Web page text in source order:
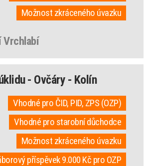
Možnost zkráceného úvazku
Vrchlabí
- Ovčáry - Kolín
Vhodné pro ČID, PID, ZPS (OZP)
Vhodné pro starobní důchodce
Možnost zkráceného úvazku
příspěvek 9.000 Kč pro OZP